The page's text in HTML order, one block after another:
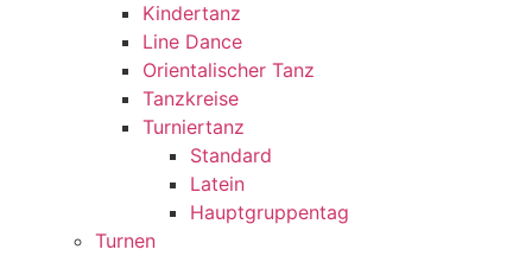
Kindertanz
Line Dance
Orientalischer Tanz
Tanzkreise
Turniertanz
Standard
Latein
Hauptgruppentag
Turnen